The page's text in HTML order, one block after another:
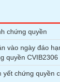
chứng quyền
vào ngày đáo
quyền CVIB2306
yết chứng quyền